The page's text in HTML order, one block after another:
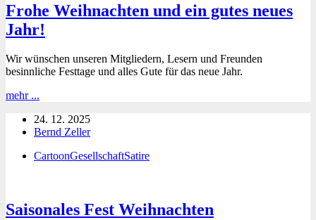
Frohe Weihnachten und ein gutes neues
Jahr!
Wir wünschen unseren Mitgliedern, Lesern und Freunden
besinnliche Festtage und alles Gute für das neue Jahr.
mehr ...
und
ein
neues
24. 12. 2025
Bernd Zeller
CartoonGesellschaftSatire
Saisonales Fest Weihnachten